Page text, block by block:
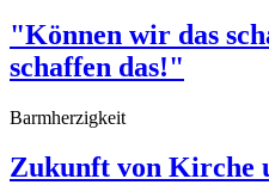
"Können wir das
schaffen das!"
Barmherzigkeit
Zukunft von Kirche